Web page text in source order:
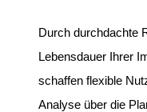
Durch durchdachte
Lebensdauer Ihrer
schaffen flexible
Analyse über die